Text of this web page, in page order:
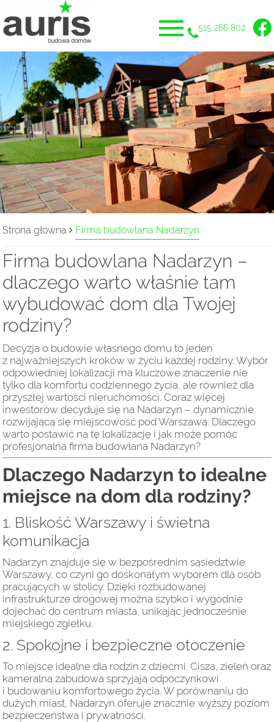
515 266 802
Strona główna Firma budowlana Nadarzyn
Firma budowlana Nadarzyn –
dlaczego warto właśnie tam
wybudować dom dla Twojej
rodziny?
Decyzja o budowie własnego domu to jeden
z najważniejszych kroków w życiu każdej rodziny. Wybór
odpowiedniej lokalizacji ma kluczowe znaczenie nie
tylko dla komfortu codziennego życia, ale również dla
przyszłej wartości nieruchomości. Coraz więcej
inwestorów decyduje się na Nadarzyn – dynamicznie
rozwijającą się miejscowość pod Warszawą. Dlaczego
warto postawić na tę lokalizację i jak może pomóc
profesjonalna firma budowlana Nadarzyn?
Dlaczego Nadarzyn to idealne
miejsce na dom dla rodziny?
1. Bliskość Warszawy i świetna
komunikacja
Nadarzyn znajduje się w bezpośrednim sąsiedztwie
Warszawy, co czyni go doskonałym wyborem dla osób
pracujących w stolicy. Dzięki rozbudowanej
infrastrukturze drogowej można szybko i wygodnie
dojechać do centrum miasta, unikając jednocześnie
miejskiego zgiełku.
2. Spokojne i bezpieczne otoczenie
To miejsce idealne dla rodzin z dziećmi. Cisza, zieleń oraz
kameralna zabudowa sprzyjają odpoczynkowi
i budowaniu komfortowego życia. W porównaniu do
dużych miast, Nadarzyn oferuje znacznie wyższy poziom
bezpieczeństwa i prywatności.